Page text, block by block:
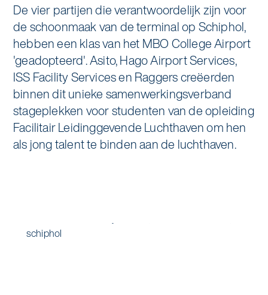
Specialistische schoonmaak
Graffitireiniging
Glas- en gevelreiniging
Reinigen en coaten van RVS
Aanvullende diensten
Vloermeester van One Go
Mobiliteit
Onderwijs
Overheid
Recreatie
Retail
Ons verhaal
Asito impuls
Sponsoring
Locaties
Nieuws
Contact
De vier partijen die verantwoordelijk zijn voor
de schoonmaak van de terminal op Schiphol,
hebben een klas van het MBO College Airport
'geadopteerd'. Asito, Hago Airport Services,
ISS Facility Services en Raggers creëerden
binnen dit unieke samenwerkingsverband
stageplekken voor studenten van de opleiding
Facilitair Leidinggevende Luchthaven om hen
als jong talent te binden aan de luchthaven.